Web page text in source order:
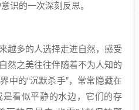
识的一次深刻反思。
越多的人选择走进自然，感受
然之美往往伴随着不为人知的
中的“沉默杀手”，常常隐藏在
看似平静的水边，它们的存